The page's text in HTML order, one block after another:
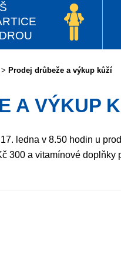
Prodej drůbeže a výkup kůží
A VÝKUP
ledna v 8.50 hodin u
300 a vitamínové doplňky